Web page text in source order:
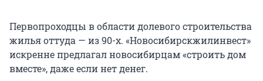
Первопроходцы в области долевого строительства
жилья оттуда — из 90-х. «Новосибирскжилинвест»
искренне предлагал новосибирцам «строить дом
вместе», даже если нет денег.